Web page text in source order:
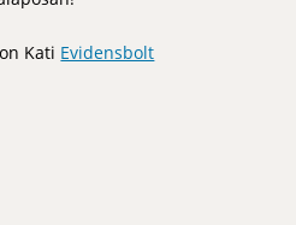
Kati Evidensbolt